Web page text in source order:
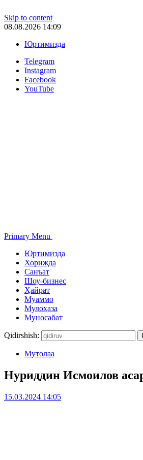
Skip to content
08.08.2026 14:09
Юртимизда
Telegram
Instagram
Facebook
YouTube
Primary Menu
Юртимизда
Хорижда
Санъат
Шоу-бизнес
Ҳайрат
Муаммо
Мулоҳаза
Муносабат
Qidirshish:
Мутолаа
Нуриддин Исмоилов
15.03.2024 14:05